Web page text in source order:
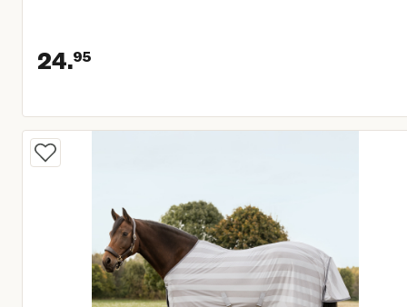
24.95
Huidige prijs € 24,95